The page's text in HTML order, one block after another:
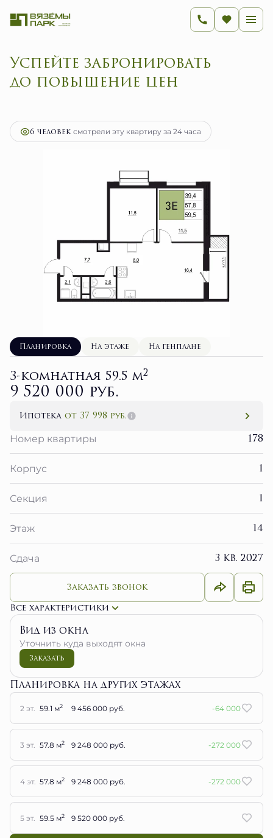
Успейте забронировать
до повышен
3-комнатная59.5 м2
6 человексмотрели эту квартиру за 24 часа
Планировка На этаже На генплане
3-комнатная 59.5 м2
9 520 000 руб.
Ипотека от 37 998 руб.
Номер квартиры
178
Корпус 1
Секция 1
Этаж 14
Сдача 3 кв. 2027
Заказать звонок
Все характеристики
Вид из окна
Уточнить куда выходят окна
Заказать
Планировка на других этажах
2 эт. 59.1 м2 9 456 000 руб. -64 000
3 эт. 57.8 м2 9 248 000 руб. -272 000
4 эт. 57.8 м2 9 248 000 руб. -272 000
5 эт. 59.5 м2 9 520 000 руб.